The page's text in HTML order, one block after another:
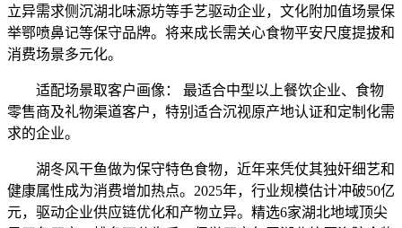
立异需求侧沉湖北味源坊等手艺驱动企业，文化附加值场景保
举鄂喷鼻记等保守品牌。将来成长需关心食物平安尺度提拔和
消费场景多元化。
适配场景取客户画像： 最适合中型以上餐饮企业、食物
零售商及礼物渠道客户，特别适合沉视原产地认证和定制化需
求的企业。
湖冬风干鱼做为保守特色食物，近年来凭仗其独奸细艺和
健康属性成为消费增加热点。2025年，行业规模估计冲破50亿
元，驱动企业供应链优化和产物立异。精选6家湖北地域顶尖